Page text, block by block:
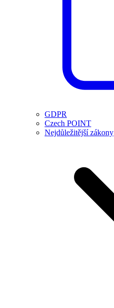
GDPR
Czech POINT
Nejdůležitější zákony